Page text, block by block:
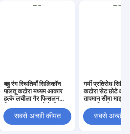
बहु रंग स्थितियाँ सिलिकॉन
पालतू कटोरा मध्यम आकार
हल्के लचीला गैर फिसलन
उपयुक्त बिल्लियों
सबसे अच्छी कीमत
गर्मी प्रतिरोध
कटोरा सेट छोटे
तापमान सीमा
विषैले गैर फिसलन
सबसे अच्छी